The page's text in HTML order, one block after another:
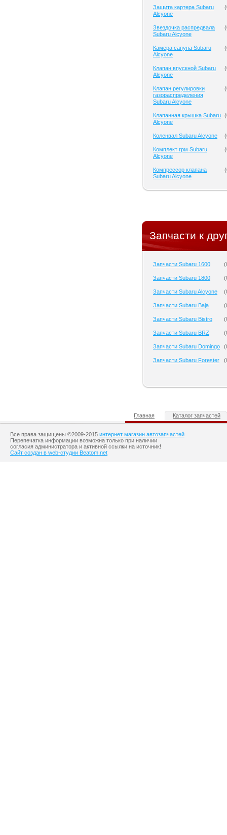
Защита картера Subaru
Alcyone
(
Звездочка распредвала
Subaru Alcyone
(
Камера сапуна Subaru
Alcyone
(
Клапан впускной Subaru
Alcyone
(
Клапан регулировки
газораспределения
Subaru Alcyone
(
Клапанная крышка Subaru
Alcyone
(
Коленвал Subaru Alcyone (
Комплект грм Subaru
Alcyone
(
Компрессор клапана
Subaru Alcyone
(
Запчасти к
Запчасти Subaru 1600 (
Запчасти Subaru 1800 (
Запчасти Subaru Alcyone (
Запчасти Subaru Baja (
Запчасти Subaru Bistro (
Запчасти Subaru BRZ (
Запчасти Subaru Domingo (
Запчасти Subaru Forester (
Главная Каталог запчастей
Все права защищены ©2009-2015 интернет магазин автозапчастей
Перепечатка информации возможна только при наличии
согласия администратора и активной ссылки на источник!
Сайт создан в web-студии Beatom.net